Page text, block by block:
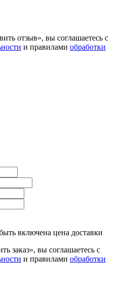
отзыв», вы соглашаетесь с
и правилами обработки
включена цена доставки
заказ», вы соглашаетесь с
и правилами обработки